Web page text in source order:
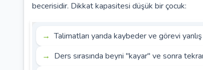
becerisidir. Dikkat kapasitesi düşük bir çocuk:
Talimatları yarıda kaybeder ve görevi
Ders sırasında beyni "kayar" ve sonra